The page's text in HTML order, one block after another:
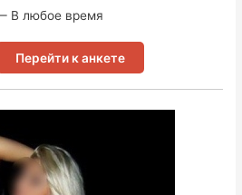
В любое время
Перейти к анкете